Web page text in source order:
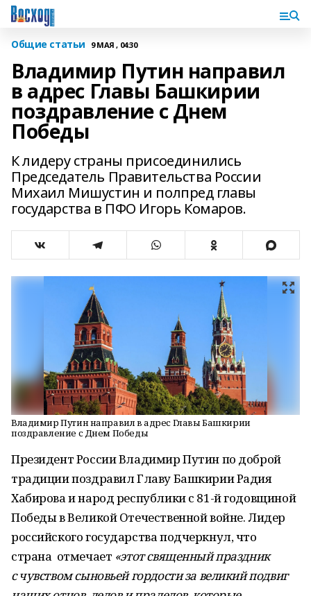
Общие статьи 9 МАЯ , 04:30
Владимир Путин направил
в адрес Главы Башкирии
поздравление с Днем
Победы
К лидеру страны присоединились
Председатель Правительства России
Михаил Мишустин и полпред главы
государства в ПФО Игорь Комаров.
Владимир Путин направил в адрес Главы Башкирии
поздравление с Днем Победы
Президент России Владимир Путин по доброй
традиции поздравил Главу Башкирии Радия
Хабирова и народ республики с 81-й годовщиной
Победы в Великой Отечественной войне. Лидер
российского государства подчеркнул, что
страна отмечает «этот священный праздник
счувством сыновьей гордости за великий подвиг